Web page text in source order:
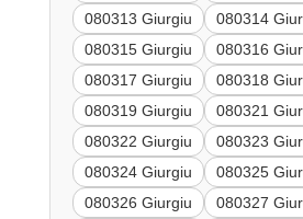
080313 Giurgiu
080314
080315 Giurgiu
080316
080317 Giurgiu
080318
080319 Giurgiu
080321
080322 Giurgiu
080323
080324 Giurgiu
080325
080326 Giurgiu
080327